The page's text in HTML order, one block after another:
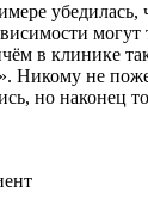
убедилась,
могут
в клинике
Никому не
но наконец